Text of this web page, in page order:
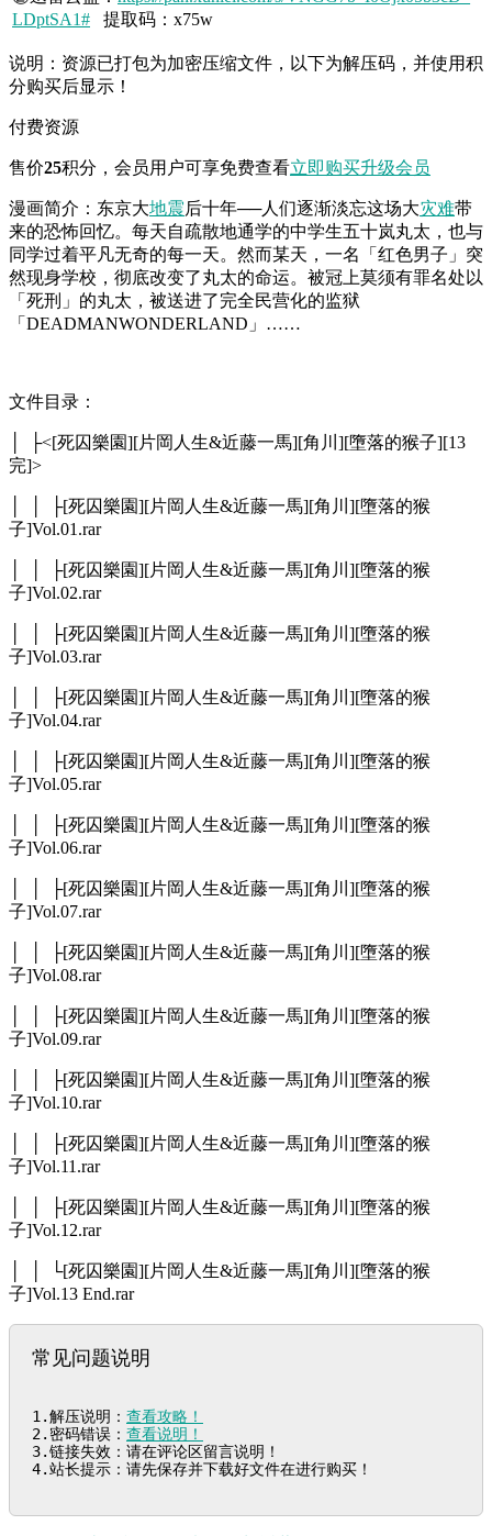
LDptSA1# 提取码：x75w
说明：资源已打包为加密压缩文件，以下为解压码，并使用积
分购买后显示！
付费资源
售价25积分 ，会员用户可享免费查看立即购买升级会员
漫画简介：东京大地震后十年──人们逐渐淡忘这场大灾难带
来的恐怖回忆。每天自疏散地通学的中学生五十岚丸太，也与
同学过着平凡无奇的每一天。然而某天，一名「红色男子」突
然现身学校，彻底改变了丸太的命运。被冠上莫须有罪名处以
「死刑」的丸太，被送进了完全民营化的监狱
「DEADMANWONDERLAND」……
文件目录：
│ ├<[死囚樂園][片岡人生&近藤一馬][角川][墮落的猴子][13
完]>
│ │ ├[死囚樂園][片岡人生&近藤一馬][角川][墮落的猴
子]Vol.01.rar
│ │ ├[死囚樂園][片岡人生&近藤一馬][角川][墮落的猴
子]Vol.02.rar
│ │ ├[死囚樂園][片岡人生&近藤一馬][角川][墮落的猴
子]Vol.03.rar
│ │ ├[死囚樂園][片岡人生&近藤一馬][角川][墮落的猴
子]Vol.04.rar
│ │ ├[死囚樂園][片岡人生&近藤一馬][角川][墮落的猴
子]Vol.05.rar
│ │ ├[死囚樂園][片岡人生&近藤一馬][角川][墮落的猴
子]Vol.06.rar
│ │ ├[死囚樂園][片岡人生&近藤一馬][角川][墮落的猴
子]Vol.07.rar
│ │ ├[死囚樂園][片岡人生&近藤一馬][角川][墮落的猴
子]Vol.08.rar
│ │ ├[死囚樂園][片岡人生&近藤一馬][角川][墮落的猴
子]Vol.09.rar
│ │ ├[死囚樂園][片岡人生&近藤一馬][角川][墮落的猴
子]Vol.10.rar
│ │ ├[死囚樂園][片岡人生&近藤一馬][角川][墮落的猴
子]Vol.11.rar
│ │ ├[死囚樂園][片岡人生&近藤一馬][角川][墮落的猴
子]Vol.12.rar
│ │ └[死囚樂園][片岡人生&近藤一馬][角川][墮落的猴
子]Vol.13 End.rar
常见问题说明
1.解压说明： 查看攻略！
2.密码错误： 查看说明！
3.链接失效：请在评论区留言说明！
4.站长提示：请先保存并下载好文件在进行购买！